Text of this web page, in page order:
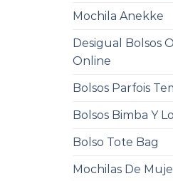
Mochila Anekke
Desigual Bolsos
Online
Bolsos Parfois
Bolsos Bimba Y
Bolso Tote Bag
Mochilas De